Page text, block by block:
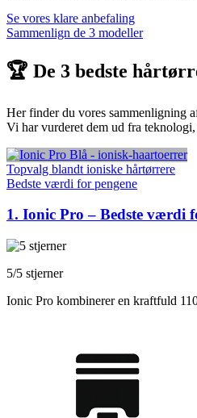
Se vores klare anbefaling
Sammenlign de 3 modeller
🏆 De 3 bedste
Her finder du vores sammenligning
Vi har vurderet dem ud fra
Topvalg blandt ioniske hårtørrere
Bedste værdi for pengene
1. Ionic Pro – Bedste værdi
5/5 stjerner
Ionic Pro kombinerer en kraftfuld